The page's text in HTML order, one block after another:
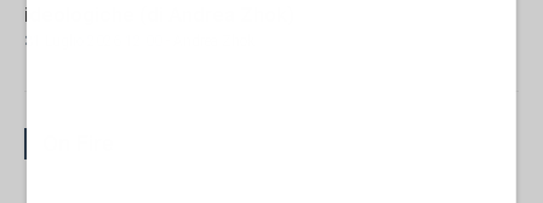
ideologiche (di Andrea Zhok)
31 Luglio 2026 12:00